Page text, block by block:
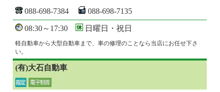
088-698-7384
088-698-7135
08:30～17:30 日曜日・祝日
軽自動車から大型自動車まで、車の修理のことなら当店にお任せ下さ
い。
(有)大石自動車